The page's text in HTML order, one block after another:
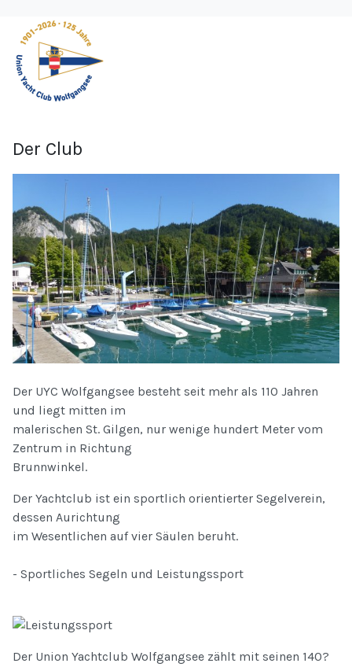
Der Club
Der UYC Wolfgangsee besteht seit mehr als 110 Jahren
und liegt mitten im
malerischen St. Gilgen, nur wenige hundert Meter vom
Zentrum in Richtung
Brunnwinkel.
Der Yachtclub ist ein sportlich orientierter Segelverein,
dessen Aurichtung
im Wesentlichen auf vier Säulen beruht.
- Sportliches Segeln und Leistungssport
Der Union Yachtclub Wolfgangsee zählt mit seinen 140?